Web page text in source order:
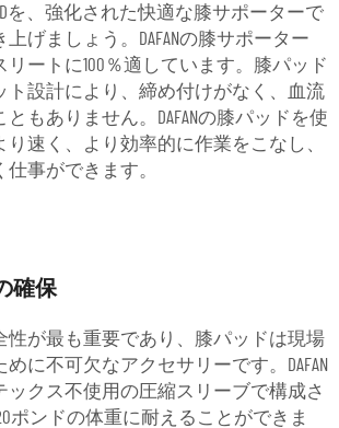
を、強化された快適な膝サポーターで
げましょう。DAFANの膝サポーター
ートに100％適しています。膝パッド
ト設計により、締め付けがなく、血流
もありません。DAFANの膝パッドを使
り速く、より効率的に作業をこなし、
事ができます。
確保
性が最も重要であり、膝パッドは現場
に不可欠なアクセサリーです。DAFAN
ックス不使用の圧縮スリーブで構成さ
ポンドの体重に耐えることができま